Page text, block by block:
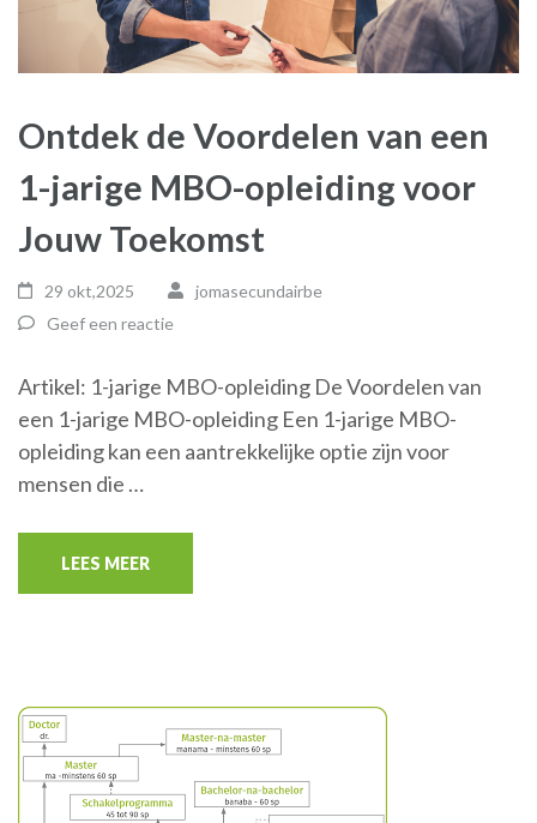
Ontdek de Voordelen van een
1-jarige MBO-opleiding voor
Jouw Toekomst
29 okt,2025
jomasecundairbe
Geef een reactie
Artikel: 1-jarige MBO-opleiding De Voordelen van
een 1-jarige MBO-opleiding Een 1-jarige MBO-
opleiding kan een aantrekkelijke optie zijn voor
mensen die …
LEES MEER